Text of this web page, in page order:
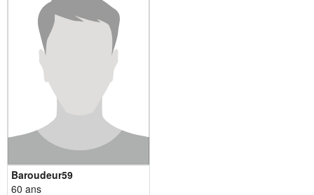
Baroudeur59
60 ans